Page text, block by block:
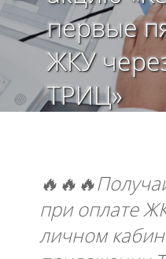
первые
ЖКУ
ТРИЦ»
при оплате
личном